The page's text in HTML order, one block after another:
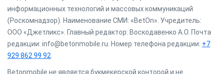
информационных технологий и массовых коммуникаций
(Роскомнадзор). Наименование СМИ: «BetOn». Учредитель:
ООО «Джетликс». Главный редактор: Воскодавенко А.О. Почта
редакции: info@betonmobile.ru. Номер телефона редакции: +7
929 862 99 92
Betonmobile не является букмекерской конторой и не